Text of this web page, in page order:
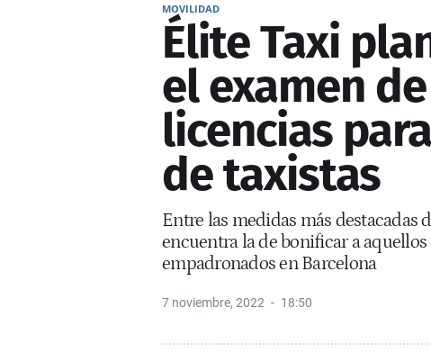
MOVILIDAD
Élite Taxi
el examen
licencias
de taxistas
Entre las medidas más destacadas
encuentra la de bonificar a
empadronados en Barcelona
7 noviembre, 2022 18:50